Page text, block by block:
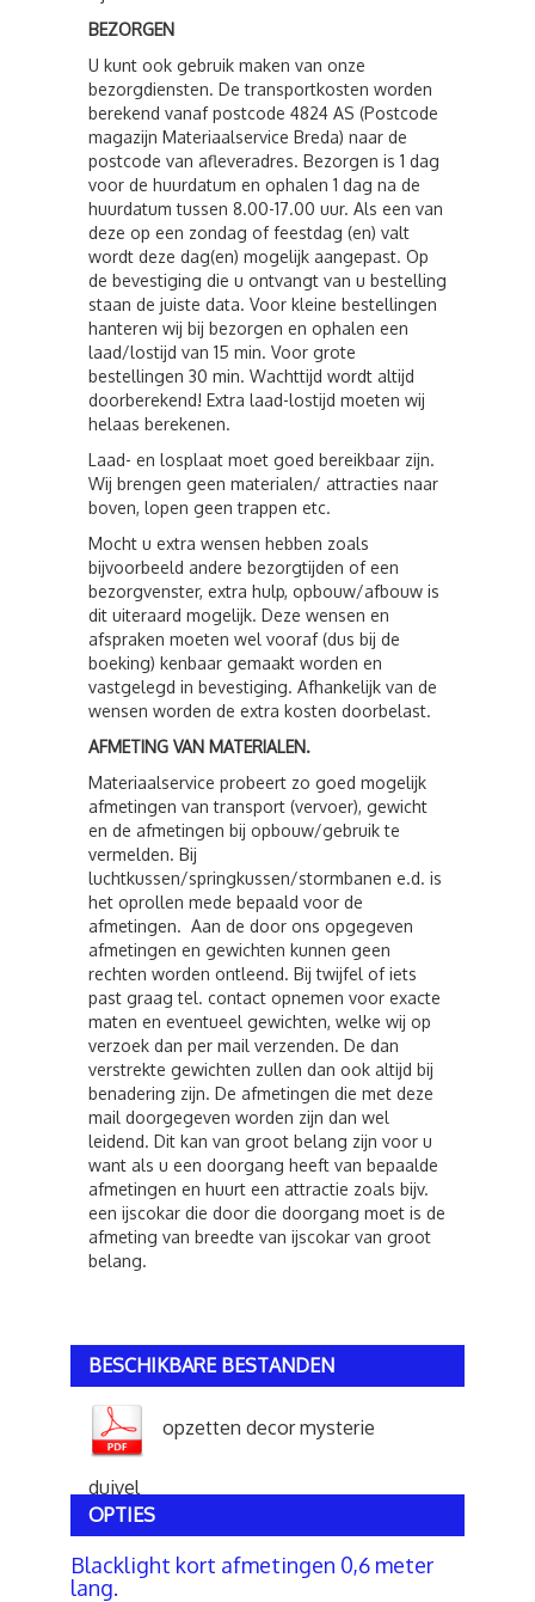
BEZORGEN
U kunt ook gebruik maken van onze
bezorgdiensten. De transportkosten worden
berekend vanaf postcode 4824 AS (Postcode
magazijn Materiaalservice Breda) naar de
postcode van afleveradres. Bezorgen is 1 dag
voor de huurdatum en ophalen 1 dag na de
huurdatum tussen 8.00-17.00 uur. Als een van
deze op een zondag of feestdag (en) valt
wordt deze dag(en) mogelijk aangepast. Op
de bevestiging die u ontvangt van u bestelling
staan de juiste data. Voor kleine bestellingen
hanteren wij bij bezorgen en ophalen een
laad/lostijd van 15 min. Voor grote
bestellingen 30 min. Wachttijd wordt altijd
doorberekend! Extra laad-lostijd moeten wij
helaas berekenen.
Laad- en losplaat moet goed bereikbaar zijn.
Wij brengen geen materialen/ attracties naar
boven, lopen geen trappen etc.
Mocht u extra wensen hebben zoals
bijvoorbeeld andere bezorgtijden of een
bezorgvenster, extra hulp, opbouw/afbouw is
dit uiteraard mogelijk. Deze wensen en
afspraken moeten wel vooraf (dus bij de
boeking) kenbaar gemaakt worden en
vastgelegd in bevestiging. Afhankelijk van de
wensen worden de extra kosten doorbelast.
AFMETING VAN MATERIALEN.
Materiaalservice probeert zo goed mogelijk
afmetingen van transport (vervoer), gewicht
en de afmetingen bij opbouw/gebruik te
vermelden. Bij
luchtkussen/springkussen/stormbanen e.d. is
het oprollen mede bepaald voor de
afmetingen. Aan de door ons opgegeven
afmetingen en gewichten kunnen geen
rechten worden ontleend. Bij twijfel of iets
past graag tel. contact opnemen voor exacte
maten en eventueel gewichten, welke wij op
verzoek dan per mail verzenden. De dan
verstrekte gewichten zullen dan ook altijd bij
benadering zijn. De afmetingen die met deze
mail doorgegeven worden zijn dan wel
leidend. Dit kan van groot belang zijn voor u
want als u een doorgang heeft van bepaalde
afmetingen en huurt een attractie zoals bijv.
een ijscokar die door die doorgang moet is de
afmeting van breedte van ijscokar van groot
belang.
BESCHIKBARE BESTANDEN
opzetten decor mysterie
duivel
OPTIES
Blacklight kort afmetingen 0,6 meter
lang.